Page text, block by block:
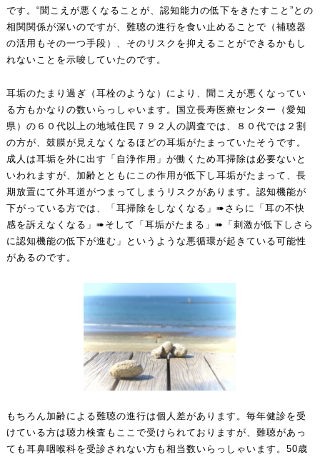
です。“聞こえが悪くなることが、認知能力の低下をきたすこと”との
相関関係が深いのですが、難聴の進行を食い止めることで（補聴器
の活用もその一つ手段）、そのリスクを抑えることができるかもし
れないことを示唆していたのです。
耳垢のたまり過ぎ（耳栓のような）により、聞こえが悪くなってい
る方もかなりの数いらっしゃいます。国立長寿医療センター（愛知
県）の６０代以上の地域住民７９２人の調査では、８０代では２割
の方が、鼓膜が見えなくなるほどの耳垢がたまっていたそうです。
成人は耳垢を外に出す「自浄作用」が働くため耳掃除は必要ないと
いわれますが、加齢とともにこの作用が低下し耳垢がたまって、長
期放置にて外耳道がつまってしまうリスクがあります。認知機能が
下がっている方では、「耳掃除をしなくなる」➠さらに「耳の不快
感を訴えなくなる」➠そして「耳垢がたまる」➠「刺激が低下しさら
に認知機能の低下が進む」というような悪循環が起きている可能性
があるのです。
もちろん加齢による難聴の進行は個人差があります。毎年健診を受
けている方は聴力検査もここで受けられておりますが、難聴があっ
ても耳鼻咽喉科を受診されない方も相当数いらっしゃいます。50歳